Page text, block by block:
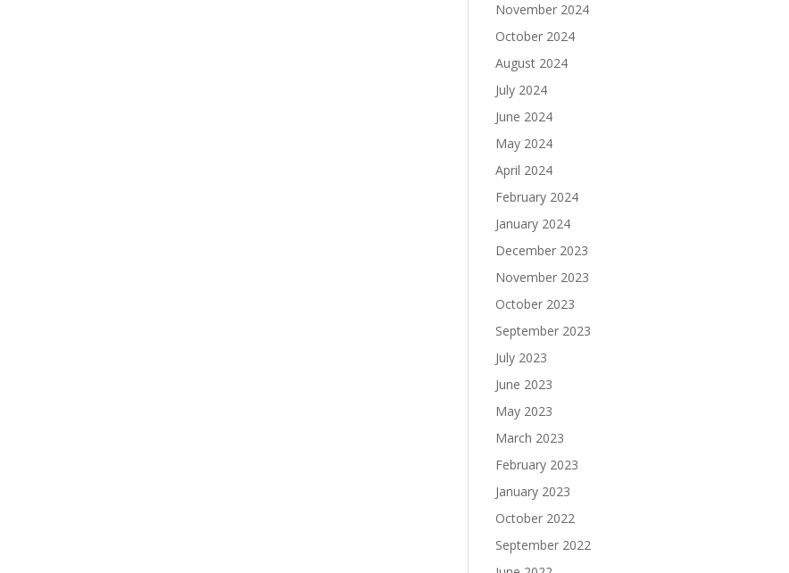
November 2024
October 2024
August 2024
July 2024
June 2024
May 2024
April 2024
February 2024
January 2024
December 2023
November 2023
October 2023
September 2023
July 2023
June 2023
May 2023
March 2023
February 2023
January 2023
October 2022
September 2022